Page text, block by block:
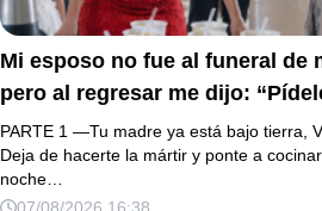
Mi esposo no fue al funeral de
pero al regresar me dijo:
a mi mamá y prepara la fiesta”.
discutí; acomodé 24 sopas
instantáneas, hice una maleta y
PARTE 1 —Tu madre ya está bajo tierra,
Deja de hacerte la mártir y ponte a
noche…